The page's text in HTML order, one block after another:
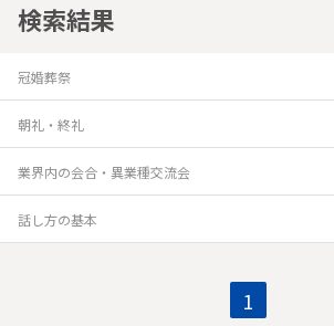
検索結果
冠婚葬祭
朝礼・終礼
業界内の会合・異業種交流会
話し方の基本
1